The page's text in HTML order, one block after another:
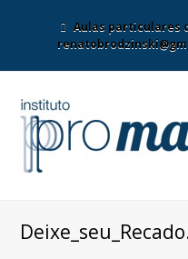
Aulas particulares